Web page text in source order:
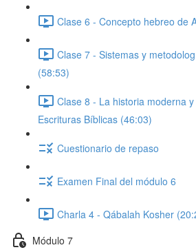
Clase 6 - Concepto hebreo de
Clase 7 - Sistemas y
(58:53)
Clase 8 - La historia moderna
Escrituras Bíblicas (46:03)
Cuestionario de repaso
Examen Final del módulo 6
Charla 4 - Qábalah Kosher
Módulo 7